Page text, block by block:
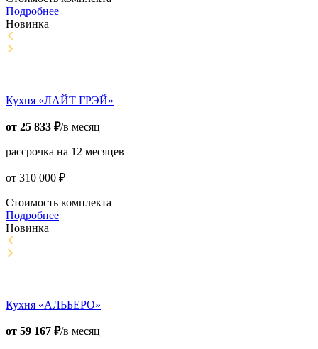
Подробнее
Новинка
Кухня «ЛАЙТ ГРЭЙ»
от 25 833 ₽/в месяц
рассрочка на 12 месяцев
от 310 000 ₽
Стоимость комплекта
Подробнее
Новинка
Кухня «АЛЬБЕРО»
от 59 167 ₽/в месяц